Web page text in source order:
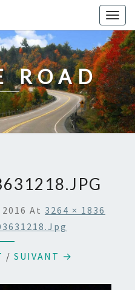
ROAD
At 3264 × 1836
/ SUIVANT →